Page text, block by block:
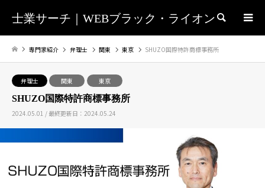
士業サーチ｜WEBブラック・ライオン 検索
専門家紹介 弁理士 関東 東京 SHUZO国際特許商標事務所
弁理士 関東 東京
SHUZO国際特許商標事務所
2024.05.01 / 最終更新日：2024.05.24